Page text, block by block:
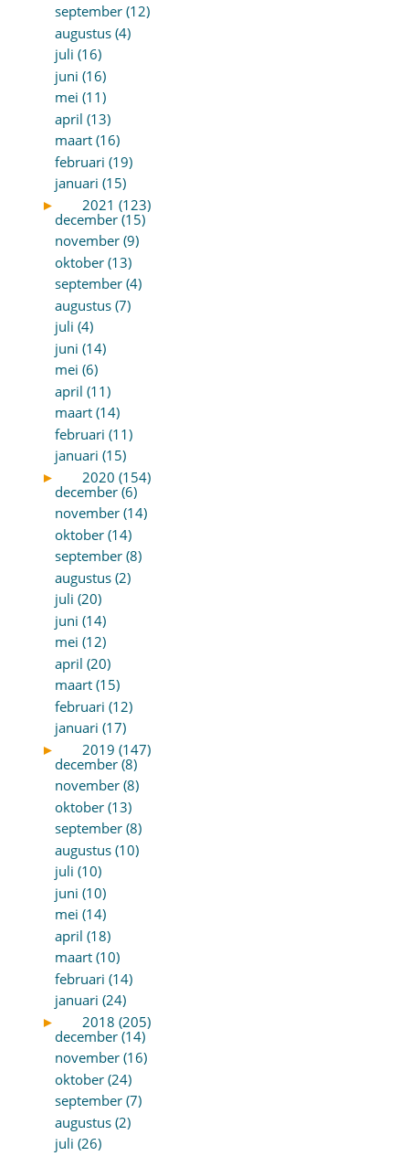
september (12)
augustus (4)
juli (16)
juni (16)
mei (11)
april (13)
maart (16)
februari (19)
januari (15)
►
2021 (123)
december (15)
november (9)
oktober (13)
september (4)
augustus (7)
juli (4)
juni (14)
mei (6)
april (11)
maart (14)
februari (11)
januari (15)
►
2020 (154)
december (6)
november (14)
oktober (14)
september (8)
augustus (2)
juli (20)
juni (14)
mei (12)
april (20)
maart (15)
februari (12)
januari (17)
►
2019 (147)
december (8)
november (8)
oktober (13)
september (8)
augustus (10)
juli (10)
juni (10)
mei (14)
april (18)
maart (10)
februari (14)
januari (24)
►
2018 (205)
december (14)
november (16)
oktober (24)
september (7)
augustus (2)
juli (26)